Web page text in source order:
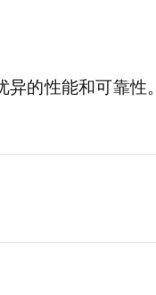
的性能和可靠性。